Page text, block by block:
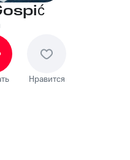
Нравится